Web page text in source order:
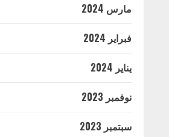
مارس 2024
فبراير 2024
يناير 2024
نوفمبر 2023
سبتمبر 2023